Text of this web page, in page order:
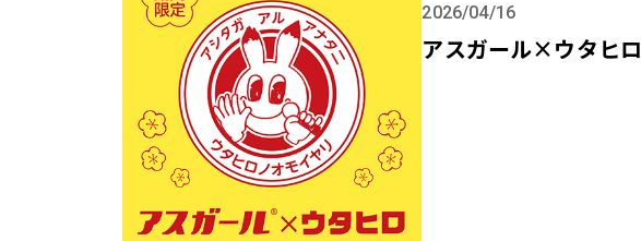
2026/04/16
アスガール×ウタヒロ